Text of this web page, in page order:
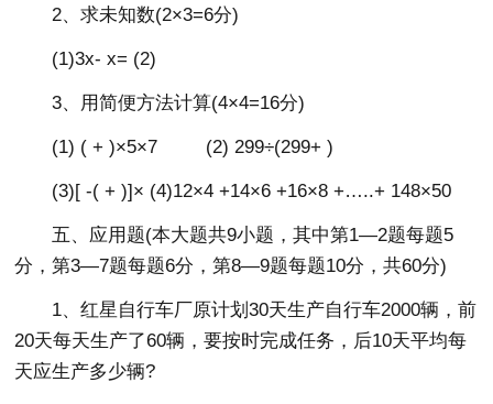
2、求未知数(2×3=6分)
(1)3x- x= (2)
3、用简便方法计算(4×4=16分)
(1) ( + )×5×7 (2) 299÷(299+ )
(3)[ -( + )]× (4)12×4 +14×6 +16×8 +…..+ 148×50
五、应用题(本大题共9小题，其中第1—2题每题5
分，第3—7题每题6分，第8—9题每题10分，共60分)
1、红星自行车厂原计划30天生产自行车2000辆，前
20天每天生产了60辆，要按时完成任务，后10天平均每
天应生产多少辆?